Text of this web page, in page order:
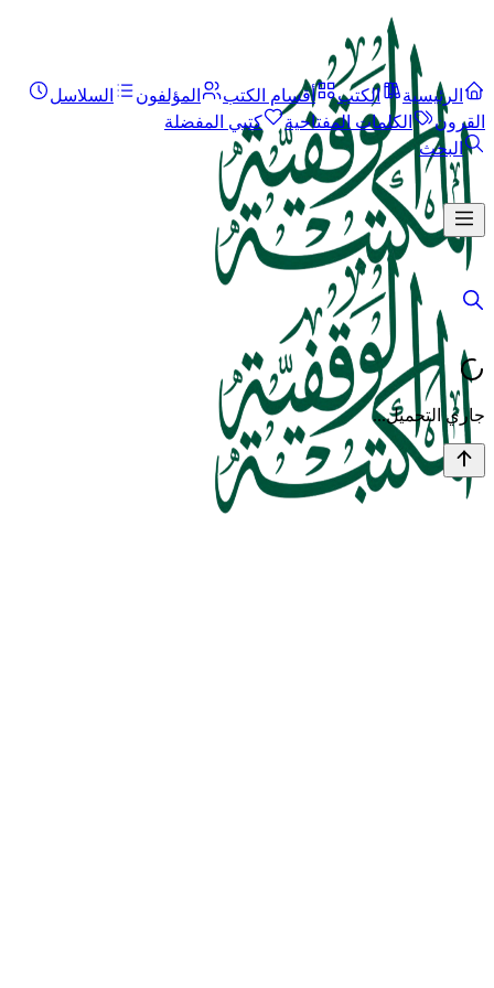
الرئيسية الكتب أقسام الكتب المؤلفون
السلاسل
القرون
الكلمات المفتاحية
كتبي المفضلة
البحث
جاري التحميل...